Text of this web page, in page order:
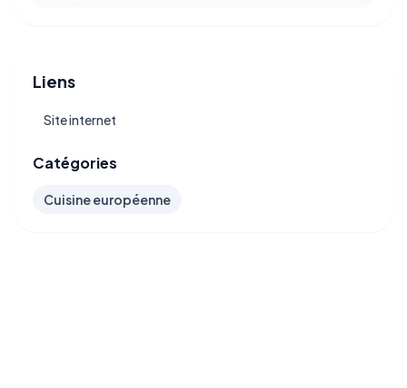
Liens
Site internet
Catégories
Cuisine européenne